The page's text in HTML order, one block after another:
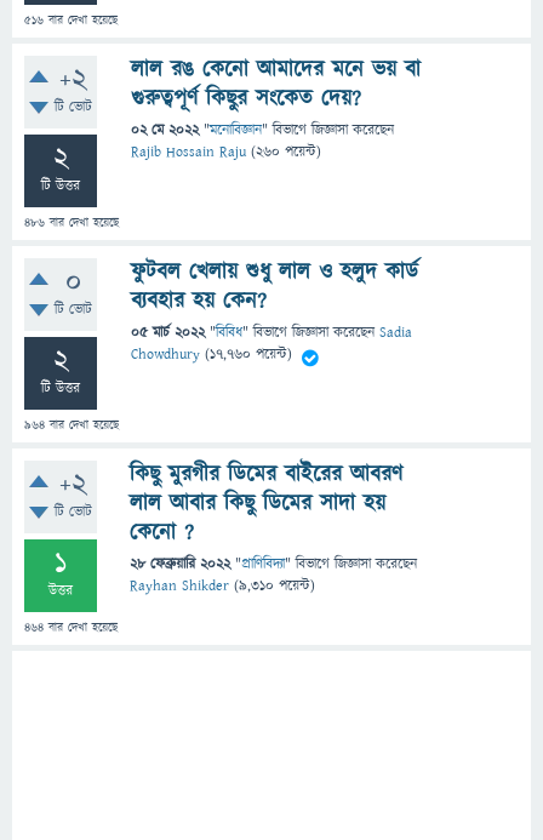
516 বার দেখা হয়েছে
+2
টি ভোট
2
টি উত্তর
486 বার দেখা হয়েছে
লাল রঙ কেনো আমাদের মনে ভয় বা
গুরুত্বপূর্ণ কিছুর সংকেত দেয়?
02 মে 2022 "মনোবিজ্ঞান" বিভাগে জিজ্ঞাসাকরেছেন
Rajib Hossain Raju (260 পয়েন্ট)
0
টি ভোট
2
টি উত্তর
964 বার দেখা হয়েছে
ফুটবল খেলায় শুধু লাল ও হলুদ কার্ড
ব্যবহার হয় কেন?
05 মার্চ 2022 "বিবিধ" বিভাগে জিজ্ঞাসাকরেছেনSadia
Chowdhury (17,760 পয়েন্ট)
+2
টি ভোট
1
উত্তর
464 বার দেখা হয়েছে
কিছু মুরগীর ডিমের বাইরের আবরণ
লাল আবার কিছু ডিমের সাদা হয়
কেনো ?
28 ফেব্রুয়ারি 2022 "প্রাণিবিদ্যা" বিভাগে জিজ্ঞাসাকরেছেন
Rayhan Shikder (9,310 পয়েন্ট)